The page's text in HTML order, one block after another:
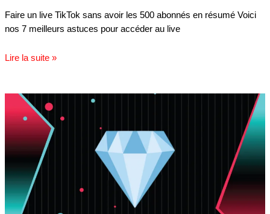
Faire un live TikTok sans avoir les 500 abonnés en résumé Voici
nos 7 meilleurs astuces pour accéder au live
Lire la suite »
Diamant
TikTok
:
fonctionnement,
valeur
conversion